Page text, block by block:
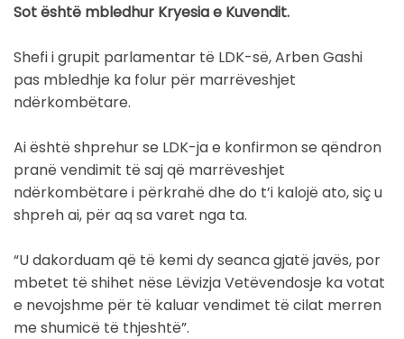
Sot është mbledhur Kryesia e Kuvendit.
Shefi i grupit parlamentar të LDK-së, Arben Gashi
pas mbledhje ka folur për marrëveshjet
ndërkombëtare.
Ai është shprehur se LDK-ja e konfirmon se qëndron
pranë vendimit të saj që marrëveshjet
ndërkombëtare i përkrahë dhe do t’i kalojë ato, siç u
shpreh ai, për aq sa varet nga ta.
“U dakorduam që të kemi dy seanca gjatë javës, por
mbetet të shihet nëse Lëvizja Vetëvendosje ka votat
e nevojshme për të kaluar vendimet të cilat merren
me shumicë të thjeshtë”.